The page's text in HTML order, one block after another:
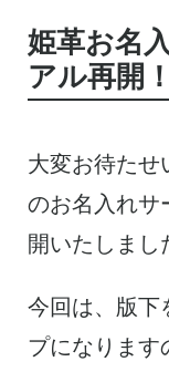
姫革お名
アル再開！
大変お待たせ
のお名入れサ
開いたしまし
今回は、版下
プになります